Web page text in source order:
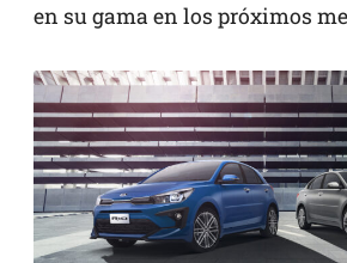
en su gama en los próximos